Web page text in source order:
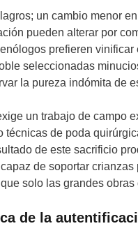
un cambio menor
pueden alterar por
prefieren
seleccionadas
la pureza indómita de
un trabajo de campo
de poda
de este sacrificio
de soportar
solo las grandes
de la